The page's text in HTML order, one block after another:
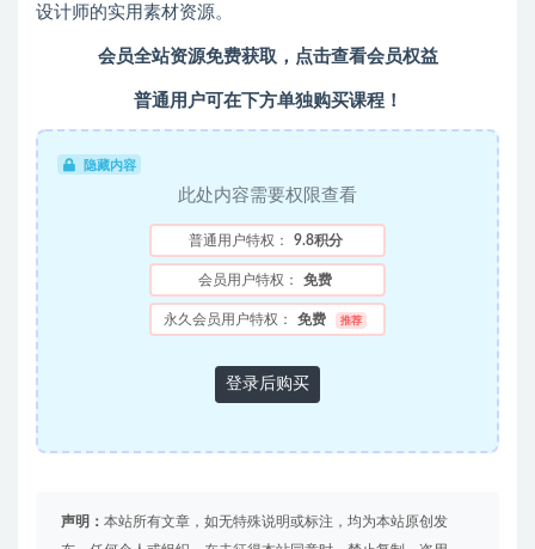
设计师的实用素材资源。
会员全站资源免费获取，点击查看会员权益
普通用户可在下方单独购买课程！
隐藏内容
此处内容需要权限查看
普通用户特权： 9.8积分
会员用户特权： 免费
永久会员用户特权： 免费 推荐
登录后购买
声明： 本站所有文章，如无特殊说明或标注，均为本站原创发